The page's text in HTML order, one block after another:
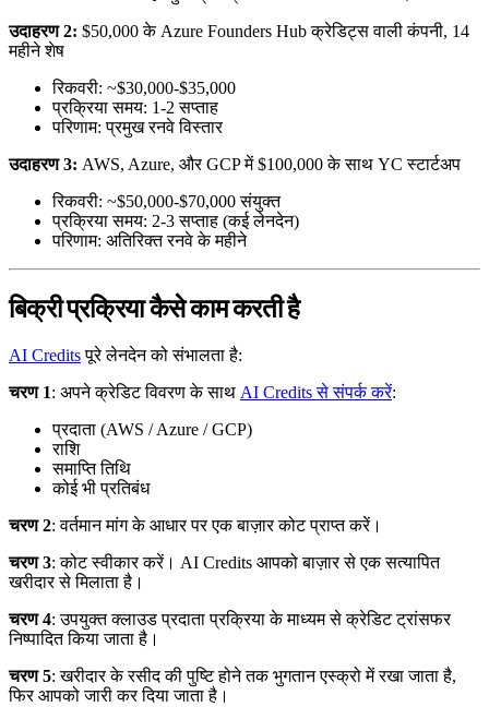
उदाहरण 2: $50,000 के Azure Founders Hub क्रेडिट्स वाली कंपनी, 14
महीने शेष
रिकवरी: ~$30,000-$35,000
प्रक्रिया समय: 1-2 सप्ताह
परिणाम: प्रमुख रनवे विस्तार
उदाहरण 3: AWS, Azure, और GCP में $100,000 के साथ YC स्टार्टअप
रिकवरी: ~$50,000-$70,000 संयुक्त
प्रक्रिया समय: 2-3 सप्ताह (कई लेनदेन)
परिणाम: अतिरिक्त रनवे के महीने
बिक्री प्रक्रिया कैसे काम करती है
AI Creditsपूरे लेनदेन को संभालता है:
चरण 1: अपने क्रेडिट विवरण के साथ AI Credits से संपर्क करें:
प्रदाता (AWS / Azure / GCP)
राशि
समाप्ति तिथि
कोई भी प्रतिबंध
चरण 2: वर्तमान मांग के आधार पर एक बाज़ार कोट प्राप्त करें।
चरण 3: कोट स्वीकार करें। AI Credits आपको बाज़ार से एक सत्यापित
खरीदार से मिलाता है।
चरण 4: उपयुक्त क्लाउड प्रदाता प्रक्रिया के माध्यम से क्रेडिट ट्रांसफर
निष्पादित किया जाता है।
चरण 5: खरीदार के रसीद की पुष्टि होने तक भुगतान एस्क्रो में रखा जाता है,
फिर आपको जारी कर दिया जाता है।